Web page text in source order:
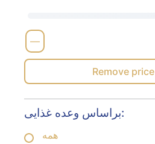
—
Remove
براساس وعده غذایی:
همه